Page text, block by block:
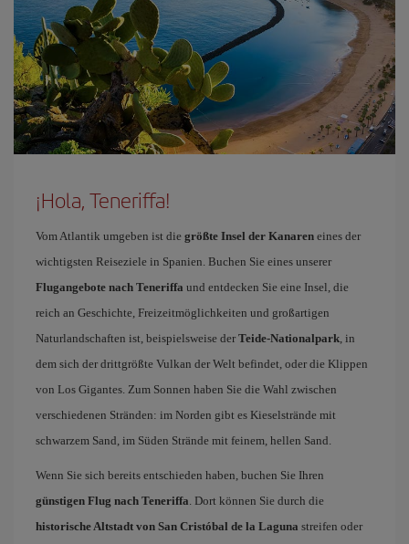
¡Hola, Teneriffa!
Vom Atlantik umgeben ist die größte Insel der Kanaren eines der
wichtigsten Reiseziele in Spanien. Buchen Sie eines unserer
Flugangebote nach Teneriffa und entdecken Sie eine Insel, die
reich an Geschichte, Freizeitmöglichkeiten und großartigen
Naturlandschaften ist, beispielsweise der Teide-Nationalpark, in
dem sich der drittgrößte Vulkan der Welt befindet, oder die Klippen
von Los Gigantes. Zum Sonnen haben Sie die Wahl zwischen
verschiedenen Stränden: im Norden gibt es Kieselstrände mit
schwarzem Sand, im Süden Strände mit feinem, hellen Sand.
Wenn Sie sich bereits entschieden haben, buchen Sie Ihren
günstigen Flug nach Teneriffa. Dort können Sie durch die
historische Altstadt von San Cristóbal de la Laguna streifen oder